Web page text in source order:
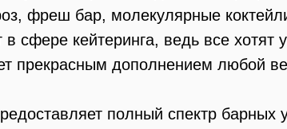
фреш бар, молекулярные
в сфере кейтеринга, ведь все
прекрасным дополнением любой
полный спектр барных